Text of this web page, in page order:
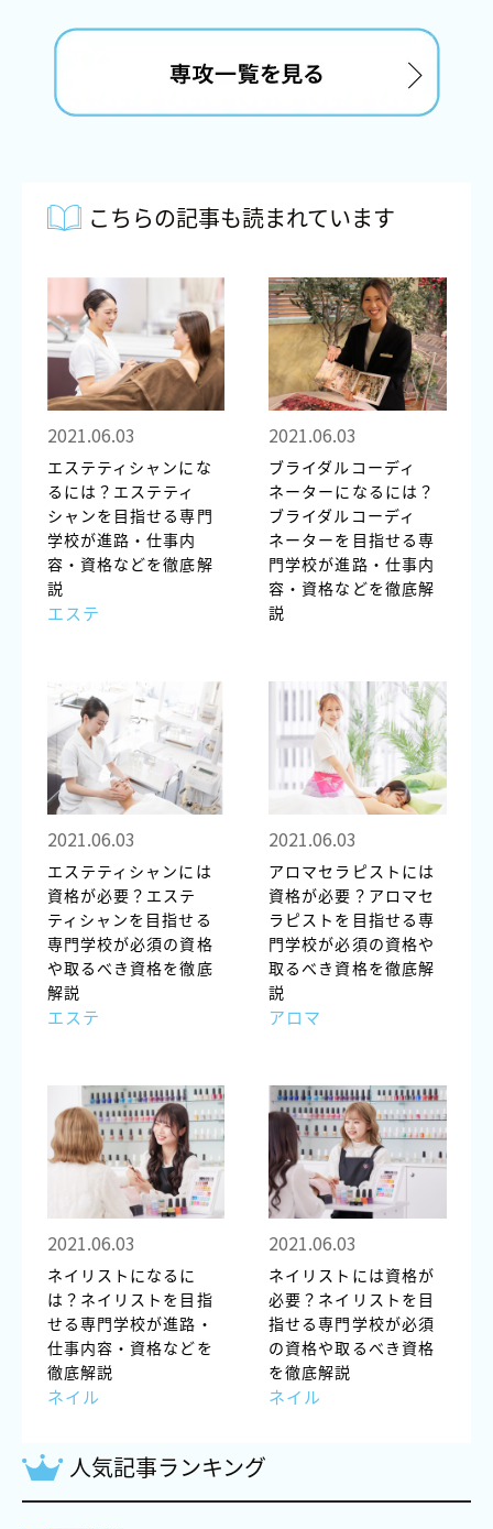
こちらの記事も読まれています
2021.06.03
エステティシャンにな
るには？エステティ
シャンを目指せる専門
学校が進路・仕事内
容・資格などを徹底解
説
エステ
2021.06.03
ブライダルコーディ
ネーターになるには？
ブライダルコーディ
ネーターを目指せる専
門学校が進路・仕事内
容・資格などを徹底解
説
2021.06.03
エステティシャンには
資格が必要？エステ
ティシャンを目指せる
専門学校が必須の資格
や取るべき資格を徹底
解説
エステ
2021.06.03
アロマセラピストには
資格が必要？アロマセ
ラピストを目指せる専
門学校が必須の資格や
取るべき資格を徹底解
説
アロマ
2021.06.03
ネイリストになるに
は？ネイリストを目指
せる専門学校が進路・
仕事内容・資格などを
徹底解説
ネイル
2021.06.03
ネイリストには資格が
必要？ネイリストを目
指せる専門学校が必須
の資格や取るべき資格
を徹底解説
ネイル
人気記事ランキング